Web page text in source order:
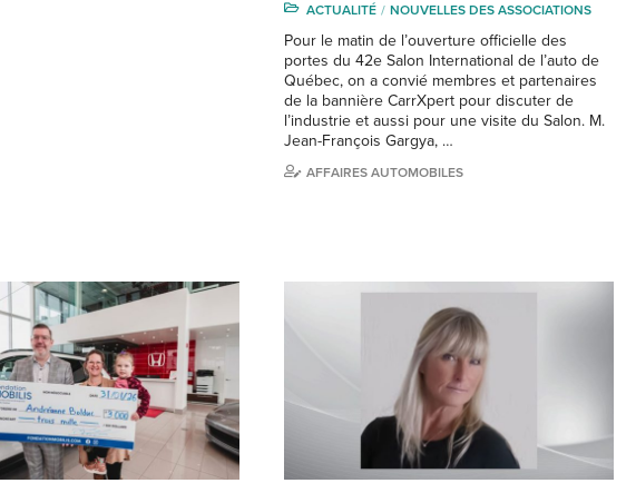
ACTUALITÉ NOUVELLES DES ASSOCIATIONS
Pour le matin de l’ouverture officielle des
portes du 42e Salon International de l’auto de
Québec, on a convié membres et partenaires
de la bannière CarrXpert pour discuter de
l’industrie et aussi pour une visite du Salon. M.
Jean-François Gargya, …
AFFAIRES AUTOMOBILES